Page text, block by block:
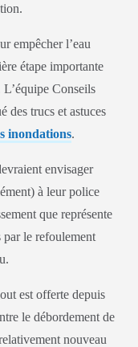
empêcher l’eau
étape importante
L’équipe Conseils
des trucs et astuces
inondations.
envisager
à leur police
que représente
par le refoulement
est offerte depuis
le débordement de
nouveau